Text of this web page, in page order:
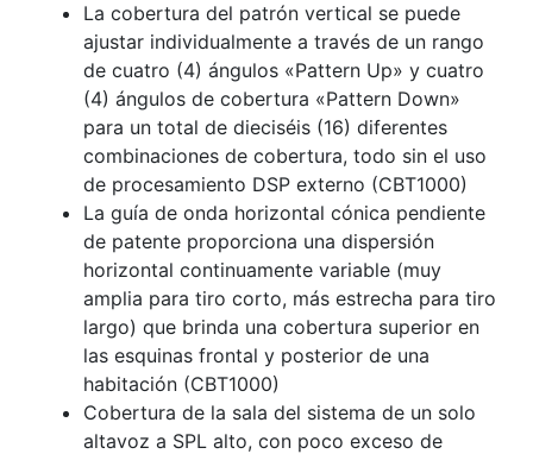
La cobertura del patrón vertical se puede
ajustar individualmente a través de un rango
de cuatro (4) ángulos «Pattern Up» y cuatro
(4) ángulos de cobertura «Pattern Down»
para un total de dieciséis (16) diferentes
combinaciones de cobertura, todo sin el uso
de procesamiento DSP externo (CBT1000)
La guía de onda horizontal cónica pendiente
de patente proporciona una dispersión
horizontal continuamente variable (muy
amplia para tiro corto, más estrecha para tiro
largo) que brinda una cobertura superior en
las esquinas frontal y posterior de una
habitación (CBT1000)
Cobertura de la sala del sistema de un solo
altavoz a SPL alto, con poco exceso de